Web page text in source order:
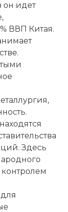
он идет
ВВП Китая.
Здесь